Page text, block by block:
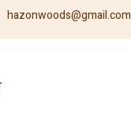
hazonwoods@gmail.com